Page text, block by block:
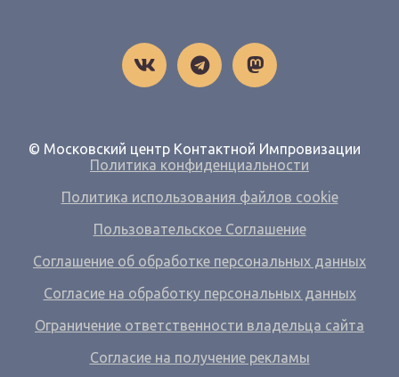
© Московский центр Контактной Импровизации
Политика конфиденциальности
Политика использования файлов cookie
Пользовательское Соглашение
Соглашение об обработке персональных данных
Согласие на обработку персональных данных
Ограничение ответственности владельца сайта
Согласие на получение рекламы